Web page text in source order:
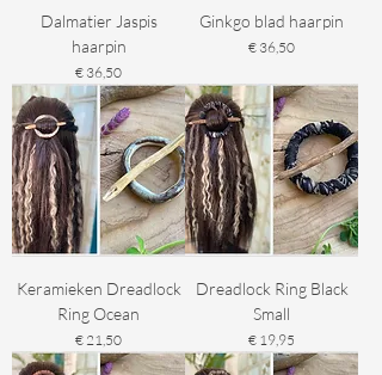
Dalmatier Jaspis
haarpin
Prijs
€ 36,50
Ginkgo blad haarpin
Prijs
€ 36,50
Keramieken Dreadlock
Ring Ocean
Prijs
€ 21,50
Dreadlock Ring Black
Small
Prijs
€ 19,95